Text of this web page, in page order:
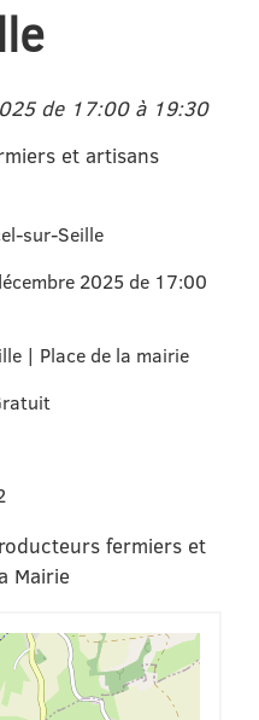
de 17:00 à 19:30
et artisans
sur-Seille
2025 de 17:00
| Place de la mairie
fermiers et
Mairie